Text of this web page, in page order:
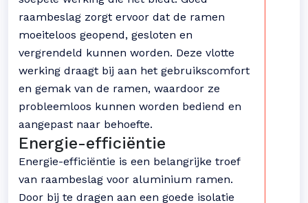
raambeslag zorgt ervoor dat de ramen
moeiteloos geopend, gesloten en
vergrendeld kunnen worden. Deze vlotte
werking draagt bij aan het gebruikscomfort
en gemak van de ramen, waardoor ze
probleemloos kunnen worden bediend en
aangepast naar behoefte.
Energie-efficiëntie
Energie-efficiëntie is een belangrijke troef
van raambeslag voor aluminium ramen.
Door bij te dragen aan een goede isolatie